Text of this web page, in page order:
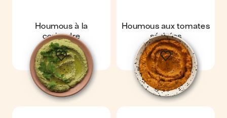
Houmous à la
coriandre
Houmous aux tomates
séchées